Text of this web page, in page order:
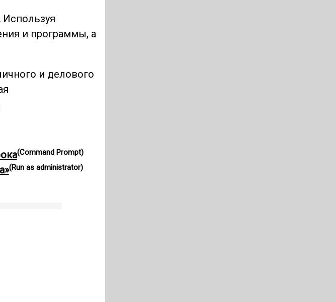
Используя
и программы, а
и делового
(Command Prompt)
(Run as administrator)